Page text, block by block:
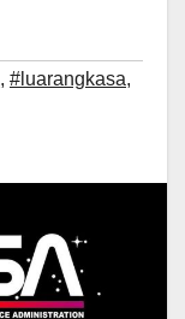
, #luarangkasa,